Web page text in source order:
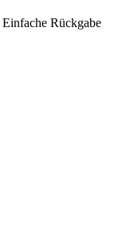
Einfache Rückgabe